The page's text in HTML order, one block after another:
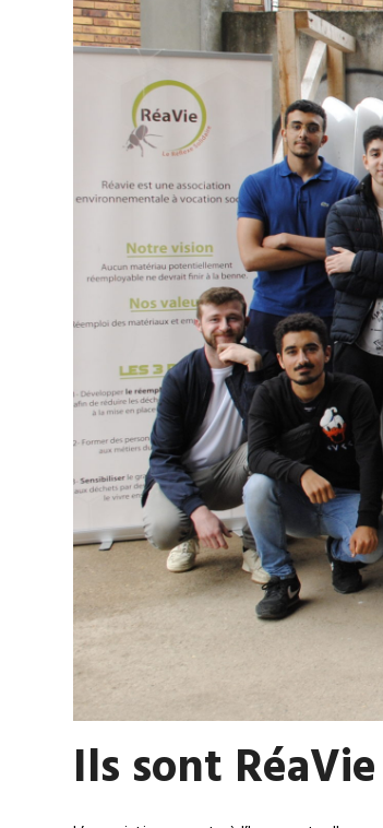
Ils sont RéaVie